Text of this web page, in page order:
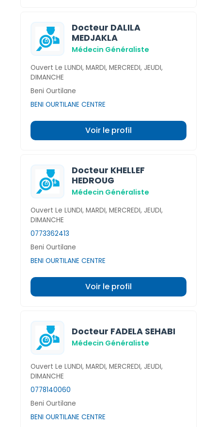
Docteur DALILA
MEDJAKLA
Médecin Généraliste
Ouvert Le LUNDI, MARDI, MERCREDI, JEUDI,
DIMANCHE
Beni Ourtilane
BENI OURTILANE CENTRE
Voir le profil
Docteur KHELLEF
HEDROUG
Médecin Généraliste
Ouvert Le LUNDI, MARDI, MERCREDI, JEUDI,
DIMANCHE
0773362413
Beni Ourtilane
BENI OURTILANE CENTRE
Voir le profil
Docteur FADELA SEHABI
Médecin Généraliste
Ouvert Le LUNDI, MARDI, MERCREDI, JEUDI,
DIMANCHE
0778140060
Beni Ourtilane
BENI OURTILANE CENTRE